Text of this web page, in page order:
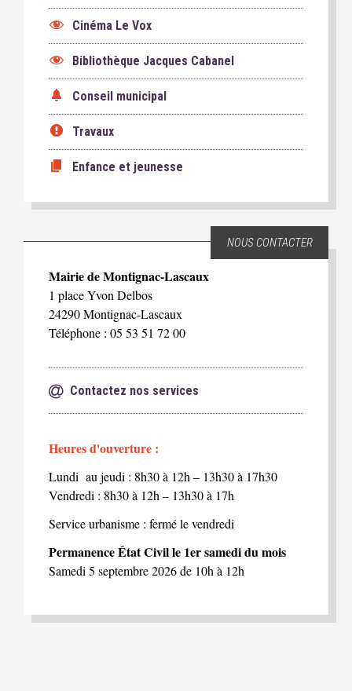
Cinéma Le Vox
Bibliothèque Jacques Cabanel
Conseil municipal
Travaux
Enfance et jeunesse
NOUS CONTACTER
Mairie de Montignac-Lascaux
1 place Yvon Delbos
24290 Montignac-Lascaux
Téléphone : 05 53 51 72 00
Contactez nos services
Heures d'ouverture :
Lundi au jeudi : 8h30 à 12h – 13h30 à 17h30
Vendredi : 8h30 à 12h – 13h30 à 17h
Service urbanisme : fermé le vendredi
Permanence État Civil le 1er samedi du mois
Samedi 5 septembre 2026 de 10h à 12h